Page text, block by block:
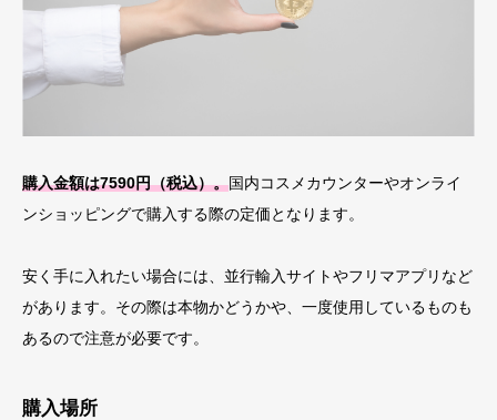
購入金額は7590円（税込）。国内コスメカウンターやオンライ
ンショッピングで購入する際の定価となります。
安く手に入れたい場合には、並行輸入サイトやフリマアプリなど
があります。その際は本物かどうかや、一度使用しているものも
あるので注意が必要です。
購入場所